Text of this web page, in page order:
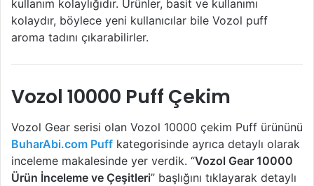
kullanım kolaylığıdır. Ürünler, basit ve kullanımı
kolaydır, böylece yeni kullanıcılar bile Vozol puff
aroma tadını çıkarabilirler.
Vozol 10000 Puff Çekim
Vozol Gear serisi olan Vozol 10000 çekim Puff ürününü
BuharAbi.com Puff kategorisinde ayrıca detaylı olarak
inceleme makalesinde yer verdik. “Vozol Gear 10000
Ürün İnceleme ve Çeşitleri” başlığını tıklayarak detaylı